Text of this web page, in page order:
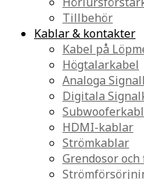
Tillbehör
Kablar & kontakter
Kabel på
Högtalarkabel
Analoga
Digitala
HDMI-kablar
Strömkablar
Grendosor